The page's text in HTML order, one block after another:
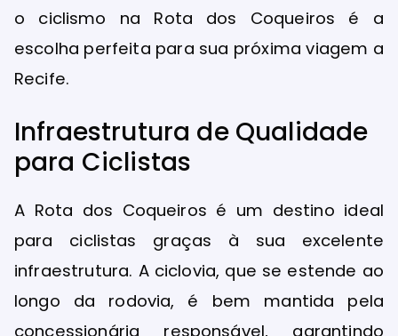
o ciclismo na Rota dos Coqueiros é a
escolha perfeita para sua próxima viagem a
Recife.
Infraestrutura de Qualidade
para Ciclistas
A Rota dos Coqueiros é um destino ideal
para ciclistas graças à sua excelente
infraestrutura. A ciclovia, que se estende ao
longo da rodovia, é bem mantida pela
concessionária responsável, garantindo